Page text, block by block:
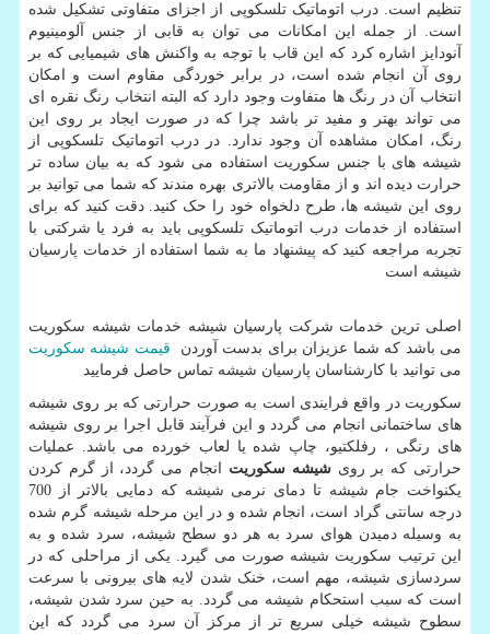
تنظیم است. درب اتوماتیک تلسکوپی از اجزای متفاوتی تشکیل شده
است. از جمله این امکانات می توان به قابی از جنس آلومینیوم
آنودایز اشاره کرد که این قاب با توجه به واکنش های شیمیایی که بر
روی آن انجام شده است، در برابر خوردگی مقاوم است و امکان
انتخاب آن در رنگ ها متفاوت وجود دارد که البته انتخاب رنگ نقره ای
می تواند بهتر و مفید تر باشد چرا که در صورت ایجاد بر روی این
رنگ، امکان مشاهده آن وجود ندارد. در درب اتوماتیک تلسکوپی از
شیشه های با جنس سکوریت استفاده می شود که به بیان ساده تر
حرارت دیده اند و از مقاومت بالاتری بهره مندند که شما می توانید بر
روی این شیشه ها، طرح دلخواه خود را حک کنید. دقت کنید که برای
استفاده از خدمات درب اتوماتیک تلسکوپی باید به فرد یا شرکتی با
تجربه مراجعه کنید که پیشنهاد ما به شما استفاده از خدمات پارسیان
شیشه است
اصلی ترین خدمات شرکت پارسیان شیشه خدمات شیشه سکوریت
می باشد که شما عزیزان برای بدست آوردن قیمت شیشه سکوریت
می توانید با کارشناسان پارسیان شیشه تماس حاصل فرمایید
سکوریت در واقع فرایندی است به صورت حرارتی که بر روی شیشه
های ساختمانی انجام می گردد و این فرآیند قابل اجرا بر روی شیشه
های رنگی ، رفلکتیو، چاپ شده یا لعاب خورده می باشد. عملیات
حرارتی که بر رویشیشه سکوریت انجام می گردد، از گرم کردن
یکنواخت جام شیشه تا دمای نرمی شیشه که دمایی بالاتر از 700
درجه سانتی گراد است، انجام شده و در این مرحله شیشه گرم شده
به وسیله دمیدن هوای سرد به هر دو سطح شیشه، سرد شده و به
این ترتیب سکوریت شیشه صورت می گیرد. یکی از مراحلی که در
سردسازی شیشه، مهم است، خنک شدن لایه های بیرونی با سرعت
است که سبب استحکام شیشه می گردد. به حین سرد شدن شیشه،
سطوح شیشه خیلی سریع تر از مرکز آن سرد می گردد که این